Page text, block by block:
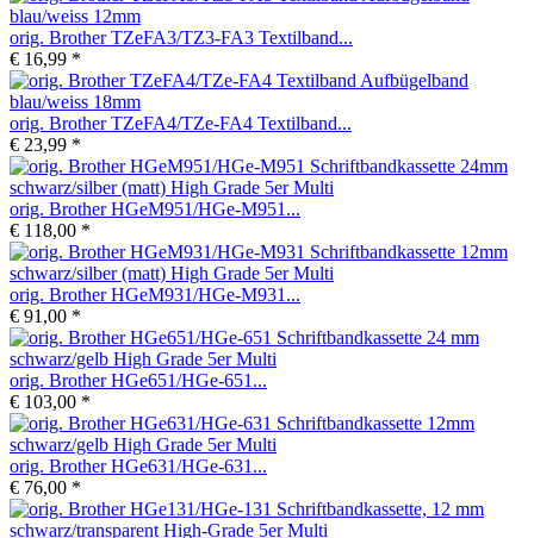
orig. Brother TZeFA3/TZ3-FA3 Textilband...
€ 16,99 *
orig. Brother TZeFA4/TZe-FA4 Textilband...
€ 23,99 *
orig. Brother HGeM951/HGe-M951...
€ 118,00 *
orig. Brother HGeM931/HGe-M931...
€ 91,00 *
orig. Brother HGe651/HGe-651...
€ 103,00 *
orig. Brother HGe631/HGe-631...
€ 76,00 *